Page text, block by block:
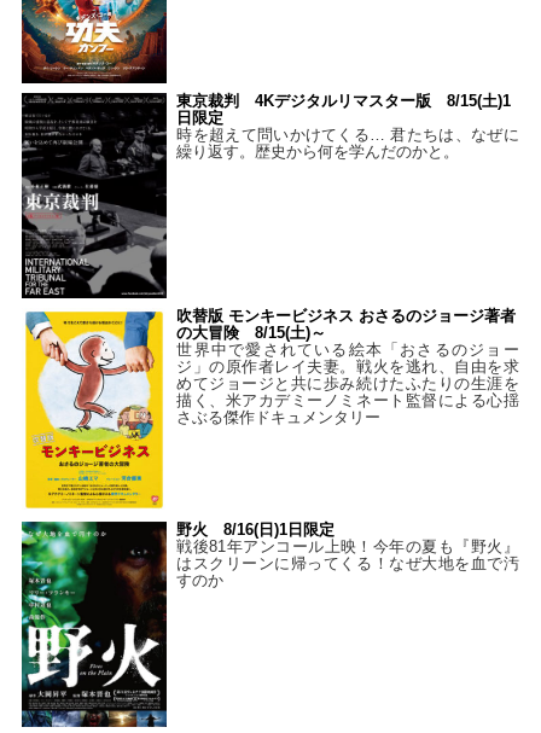
東京裁判 4Kデジタルリマスター版 8/15(土)1
日限定
時を超えて問いかけてくる… 君たちは、なぜに
繰り返す。歴史から何を学んだのかと。
吹替版 モンキービジネス おさるのジョージ著者
の大冒険 8/15(土)～
世界中で愛されている絵本「おさるのジョー
ジ」の原作者レイ夫妻。戦火を逃れ、自由を求
めてジョージと共に歩み続けたふたりの生涯を
描く、米アカデミーノミネート監督による心揺
さぶる傑作ドキュメンタリー
野火 8/16(日)1日限定
戦後81年アンコール上映！今年の夏も『野火』
はスクリーンに帰ってくる！なぜ大地を血で汚
すのか